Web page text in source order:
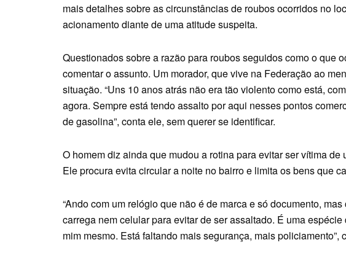
mais detalhes sobre as circunstâncias de roubos ocorridos no
acionamento diante de uma atitude suspeita.
Questionados sobre a razão para roubos seguidos como o que
comentar o assunto. Um morador, que vive na Federação ao
situação. “Uns 10 anos atrás não era tão violento como está,
agora. Sempre está tendo assalto por aqui nesses pontos
de gasolina”, conta ele, sem querer se identificar.
O homem diz ainda que mudou a rotina para evitar ser vítima
Ele procura evita circular a noite no bairro e limita os bens que
“Ando com um relógio que não é de marca e só documento,
carrega nem celular para evitar de ser assaltado. É uma
mim mesmo. Está faltando mais segurança, mais policiamento”,